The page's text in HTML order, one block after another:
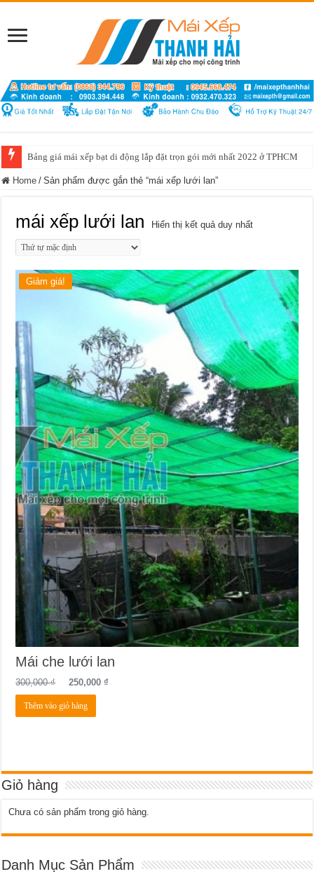
Bảng giá mái xếp bạt di động lắp đặt trọn gói mới nhất 2022 ở TPHCM
Home / Sản phẩm được gắn thẻ “mái xếp lưới lan”
mái xếp lưới lan Hiển thị kết quả duy nhất
Giảm giá!
Mái che lưới lan
300,000₫ 250,000₫
Thêm vào giỏ hàng
Giỏ hàng
Chưa có sản phẩm trong giỏ hàng.
Danh Mục Sản Phẩm